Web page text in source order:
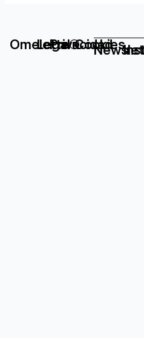
Omelette®
Legal
Privacidad
Cookies